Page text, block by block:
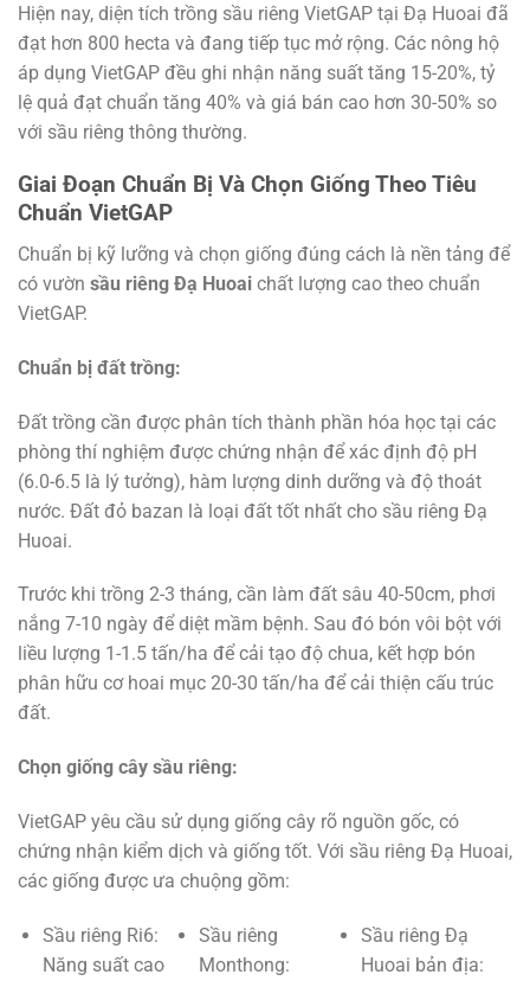
Hiện nay, diện tích trồng sầu riêng VietGAP tại Đạ Huoai đã
đạt hơn 800 hecta và đang tiếp tục mở rộng. Các nông hộ
áp dụng VietGAP đều ghi nhận năng suất tăng 15-20%, tỷ
lệ quả đạt chuẩn tăng 40% và giá bán cao hơn 30-50% so
với sầu riêng thông thường.
Giai Đoạn Chuẩn Bị Và Chọn Giống Theo Tiêu
Chuẩn VietGAP
Chuẩn bị kỹ lưỡng và chọn giống đúng cách là nền tảng để
có vườn sầu riêng Đạ Huoai chất lượng cao theo chuẩn
VietGAP.
Chuẩn bị đất trồng:
Đất trồng cần được phân tích thành phần hóa học tại các
phòng thí nghiệm được chứng nhận để xác định độ pH
(6.0-6.5 là lý tưởng), hàm lượng dinh dưỡng và độ thoát
nước. Đất đỏ bazan là loại đất tốt nhất cho sầu riêng Đạ
Huoai.
Trước khi trồng 2-3 tháng, cần làm đất sâu 40-50cm, phơi
nắng 7-10 ngày để diệt mầm bệnh. Sau đó bón vôi bột với
liều lượng 1-1.5 tấn/ha để cải tạo độ chua, kết hợp bón
phân hữu cơ hoai mục 20-30 tấn/ha để cải thiện cấu trúc
đất.
Chọn giống cây sầu riêng:
VietGAP yêu cầu sử dụng giống cây rõ nguồn gốc, có
chứng nhận kiểm dịch và giống tốt. Với sầu riêng Đạ Huoai,
các giống được ưa chuộng gồm:
Sầu riêng Ri6:
Năng suất cao
Sầu riêng
Monthong:
Sầu riêng Đạ
Huoai bản địa: